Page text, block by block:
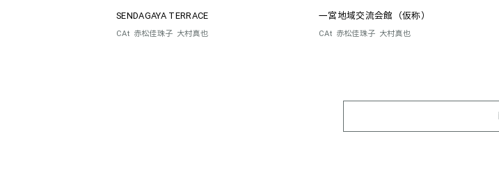
SENDAGAYA TERRACE
CAt 赤松佳珠子 大村真也
一宮地域交流会館（仮称）
CAt 赤松佳珠子 大村真也